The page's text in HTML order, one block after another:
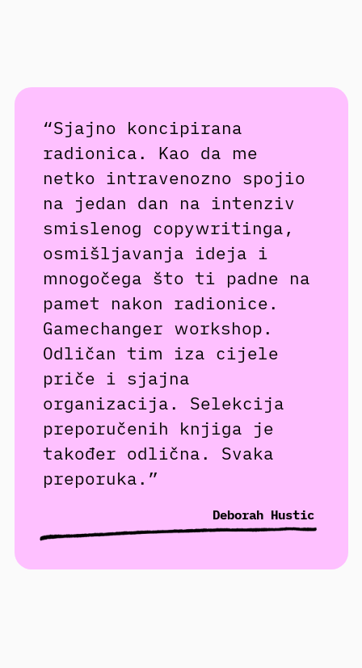
“Sjajno koncipirana
radionica. Kao da me
netko intravenozno spojio
na jedan dan na intenziv
smislenog copywritinga,
osmišljavanja ideja i
mnogočega što ti padne na
pamet nakon radionice.
Gamechanger workshop.
Odličan tim iza cijele
priče i sjajna
organizacija. Selekcija
preporučenih knjiga je
također odlična. Svaka
preporuka.”
Deborah Hustic